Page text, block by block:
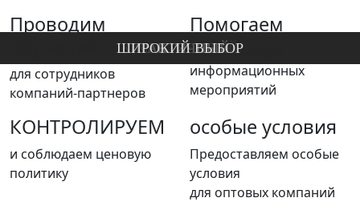
ЭКОЛОГИЧНЫЙ
ДОЛГОВЕЧНЫЙ
КАЧЕСТВЕННЫЙ
ПРАКТИЧНЫЙ
ШИРОКИЙ ВЫБОР
Проводим
для сотрудников
компаний-партнеров
Помогаем
В организации
информационных
мероприятий
КОНТРОЛИРУЕМ
и соблюдаем ценовую
политику
особые условия
Предоставляем особые
условия
для оптовых компаний